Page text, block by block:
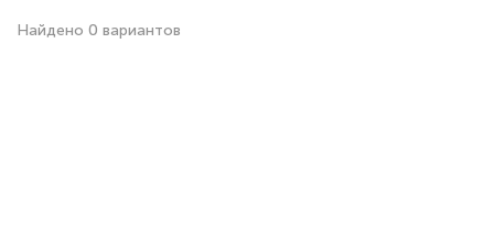
Найдено 0 вариантов